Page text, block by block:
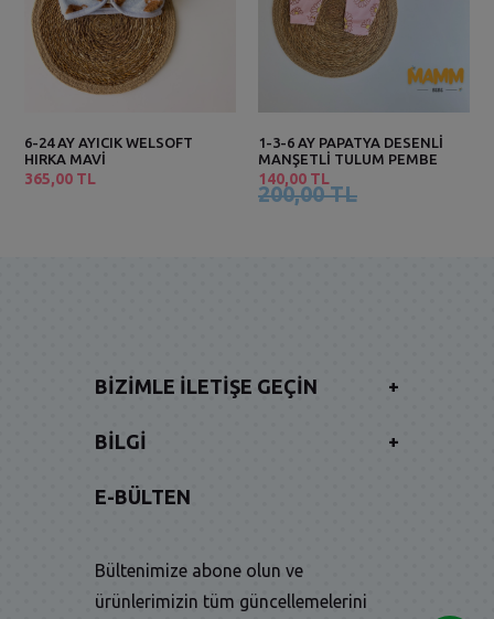
6-24 AY AYICIK WELSOFT
HIRKA MAVİ
365,00 TL
1-3-6 AY PAPATYA DESENLİ
MANŞETLİ TULUM PEMBE
140,00 TL
200,00 TL
BIZIMLE İLETIŞE GEÇIN +
BILGI +
E-BÜLTEN
Bültenimize abone olun ve
ürünlerimizin tüm güncellemelerini